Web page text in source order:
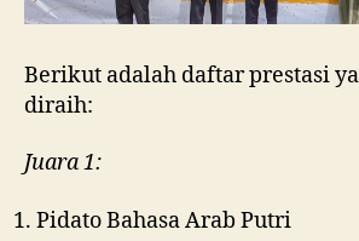
Berikut adalah daftar prestasi
diraih:
Juara 1:
Pidato Bahasa Arab Putri